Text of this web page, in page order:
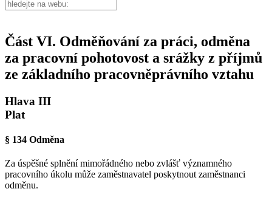
Část VI. Odměňování za práci, odměna
za pracovní pohotovost a srážky z příjmů
ze základního pracovněprávního vztahu
Hlava III
Plat
§ 134 Odměna
Za úspěšné splnění mimořádného nebo zvlášť významného
pracovního úkolu může zaměstnavatel poskytnout zaměstnanci
odměnu.